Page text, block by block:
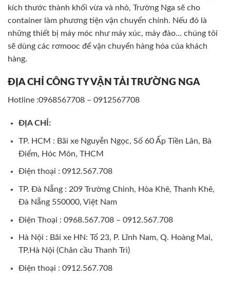
kích thước thành khối vừa và nhỏ, Trường Nga sẽ cho
container làm phương tiện vận chuyển chính. Nếu đó là
những thiết bị máy móc như máy xúc, máy đào… chúng tôi
sẽ dùng các rơmooc để vận chuyển hàng hóa của khách
hàng.
ĐỊA CHỈ CÔNG TY VẬN TẢI TRƯỜNG NGA
Hotline :0968567708 – 0912567708
ĐỊA CHỈ:
TP. HCM : Bãi xe Nguyễn Ngọc, Số 60 Ấp Tiền Lân, Bà
Điểm, Hóc Môn, THCM
Điện thoại : 0912.567.708
TP. Đà Nẵng : 209 Trường Chinh, Hòa Khê, Thanh Khê,
Đà Nẵng 550000, Việt Nam
Điện Thoại : 0968.567.708 – 0912.567.708
Hà Nội : Bãi xe HN: Tổ 23, P. Lĩnh Nam, Q. Hoàng Mai,
TP.Hà Nội (Chân cầu Thanh Trì)
Điện thoại : 0912.567.708